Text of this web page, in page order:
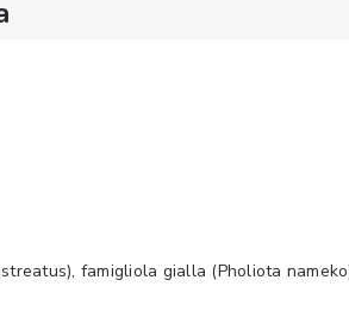
famigliola gialla (Pholiota